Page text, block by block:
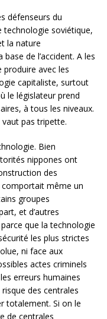
défenseurs du
technologie soviétique,
la nature
de l’accident. A les
produire avec les
capitaliste, surtout
le législateur prend
à tous les niveaux.
vaut pas tripette.
Bien
nippones ont
des
comportait même un
groupes
et d’autres
que la technologie
les plus strictes
ni face aux
actes criminels
erreurs humaines
des centrales
totalement. Si on le
de centrales